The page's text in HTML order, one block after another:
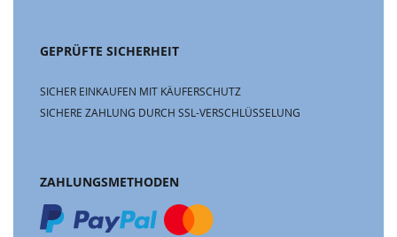
GEPRÜFTE SICHERHEIT
SICHER EINKAUFEN MIT KÄUFERSCHUTZ
SICHERE ZAHLUNG DURCH SSL-VERSCHLÜSSELUNG
ZAHLUNGSMETHODEN